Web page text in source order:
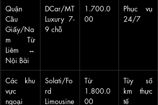
Quận
Cầu
Giấy/Na
m Từ
Liêm ↔
Nội Bài
DCar/MT
Luxury 7-
9 chỗ
1.700.0
00
Phục vụ
24/7
Các khu
vực
ngoại
Solati/Fo
rd
Limousine
Từ
1.800.0
00
Tùy số
km thực
tế